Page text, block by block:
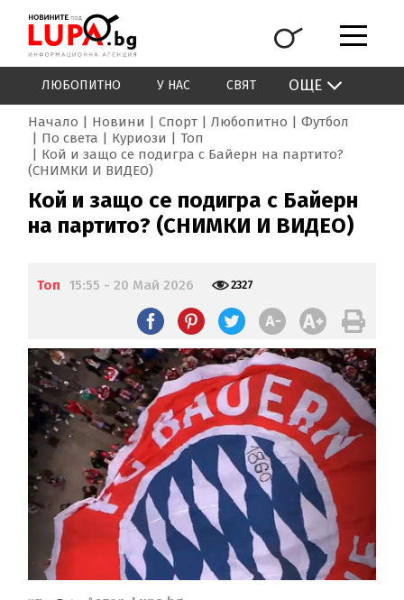
ЛЮБОПИТНО У НАС СВЯТ ОЩЕ
Начало Новини Спорт Любопитно
Футбол
По света
Куриози
Топ
Кой и защо се подигра с Байерн на партито?
(СНИМКИ И ВИДЕО)
Кой и защо се подигра с Байерн
на партито? (СНИМКИ И ВИДЕО)
Топ 15:55 - 20 Май 2026 2327